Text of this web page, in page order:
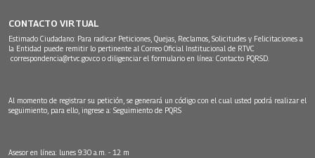
CONTACTO VIRTUAL
Estimado Ciudadano: Para radicar Peticiones, Quejas, Reclamos, Solicitudes y Felicitaciones a
la Entidad puede remitir lo pertinente al Correo Oficial Institucional de RTVC
correspondencia@rtvc.gov.co o diligenciar el formulario en línea: Contacto PQRSD.
Al momento de registrar su petición, se generará un código con el cual usted podrá realizar el
seguimiento, para ello, ingrese a: Seguimiento de PQRS
Asesor en línea: lunes 9:30 a.m. - 12 m